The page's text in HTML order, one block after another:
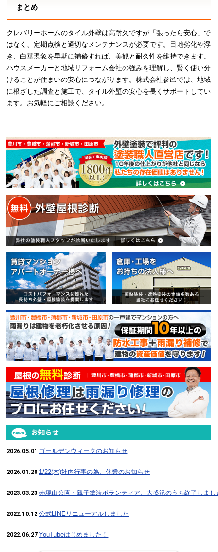
まとめ
クレバリーホームのタイル外壁は高耐久ですが「張ったら安心」で
はなく、定期点検と適切なメンテナンスが必要です。目地劣化や浮
き、白華現象を早期に補修すれば、美観と耐久性を維持できます。
ハウスメーカーと地域リフォーム会社の強みを理解し、賢く使い分
けることが住まいの安心につながります。株式会社参邑では、地域
に根ざした調査と施工で、タイル外壁の安心を長くサポートしてい
ます。お気軽にご相談ください。
賃貸マンション・アパートオー
2026.05.01 ゴールデンウィークのお知らせ
2026.01.20 1/22(木)社内行事の為、休業のお知らせ
2023.03.23赤塚山公園・親子塗装ボランティア、大盛況のうち終了しまし
2022.10.12公式LINEリニューアルしました
2022.06.27YouTubeはじめました！